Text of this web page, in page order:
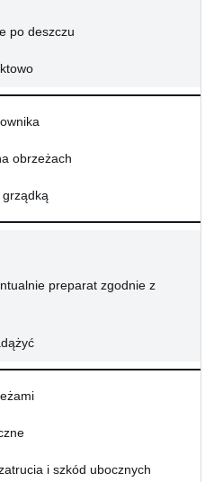
po deszczu
obrzeżach
grządką
preparat zgodnie z
i szkód ubocznych